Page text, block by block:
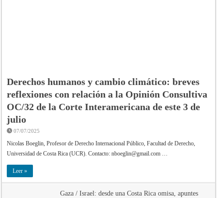
Derechos humanos y cambio climático: breves
reflexiones con relación a la Opinión Consultiva
OC/32 de la Corte Interamericana de este 3 de
julio
07/07/2025
Nicolas Boeglin, Profesor de Derecho Internacional Público, Facultad de Derecho,
Universidad de Costa Rica (UCR). Contacto:nboeglin@gmail.com …
Leer »
Gaza / Israel: desde una Costa Rica omisa, apuntes